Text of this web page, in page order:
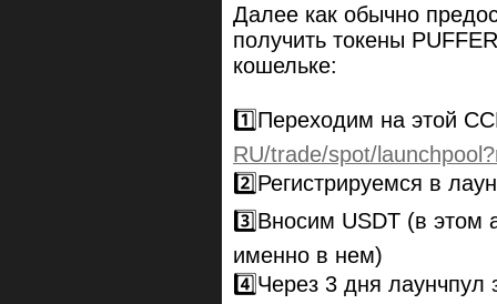
Далее как обычно
получить токены
кошельке:
1️⃣Переходим на этой
RU/trade/spot/
2️⃣Регистрируемся в
3️⃣Вносим USDT (в этом
именно в нем)
4️⃣Через 3 дня